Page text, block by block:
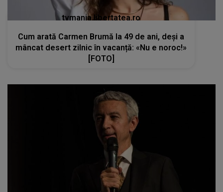
tvmania.libertatea.ro
Cum arată Carmen Brumă la 49 de ani, deși a
mâncat desert zilnic în vacanță: «Nu e noroc!»
[FOTO]